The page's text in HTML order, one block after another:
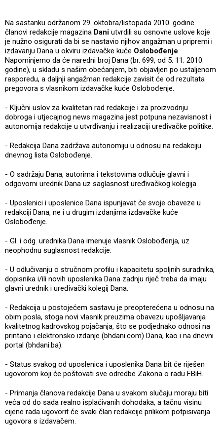
Na sastanku održanom 29. oktobra/listopada 2010. godine
članovi redakcije magazina Dani utvrdili su osnovne uslove koje
je nužno osigurati da bi se nastavio njihov angažman u pripremi i
izdavanju Dana u okviru izdavačke kuće Oslobođenje.
Napominjemo da će naredni broj Dana (br. 699, od 5. 11. 2010.
godine), u skladu s našim obećanjem, biti objavljen po ustaljenom
rasporedu, a daljnji angažman redakcije zavisit će od rezultata
pregovora s vlasnikom izdavačke kuće Oslobođenje.
- Ključni uslov za kvalitetan rad redakcije i za proizvodnju
dobroga i utjecajnog news magazina jest potpuna nezavisnost i
autonomija redakcije u utvrđivanju i realizaciji uređivačke politike.
- Redakcija Dana zadržava autonomiju u odnosu na redakciju
dnevnog lista Oslobođenje.
- O sadržaju Dana, autorima i tekstovima odlučuje glavni i
odgovorni urednik Dana uz saglasnost uređivačkog kolegija.
- Uposlenici i uposlenice Dana ispunjavat će svoje obaveze u
redakciji Dana, ne i u drugim izdanjima izdavačke kuće
Oslobođenje.
- Gl. i odg. urednika Dana imenuje vlasnik Oslobođenja, uz
neophodnu suglasnost redakcije.
- U odlučivanju o stručnom profilu i kapacitetu spoljnih suradnika,
dopisnika i/ili novih uposlenika Dana zadnju riječ treba da imaju
glavni urednik i uređivački kolegij Dana.
- Redakcija u postojećem sastavu je preopterećena u odnosu na
obim posla, stoga novi vlasnik preuzima obavezu upošljavanja
kvalitetnog kadrovskog pojačanja, što se podjednako odnosi na
printano i elektronsko izdanje (bhdani.com) Dana, kao i na dnevni
portal (bhdani.ba).
- Status svakog od uposlenica i uposlenika Dana bit će riješen
ugovorom koji će poštovati sve odredbe Zakona o radu FBiH.
- Primanja članova redakcije Dana u svakom slučaju moraju biti
veća od do sada realno isplaćivanih dohodaka, a tačnu visinu
cijene rada ugovorit će svaki član redakcije prilikom potpisivanja
ugovora s izdavačem.